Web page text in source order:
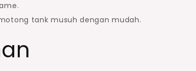
tank musuh dengan mudah.